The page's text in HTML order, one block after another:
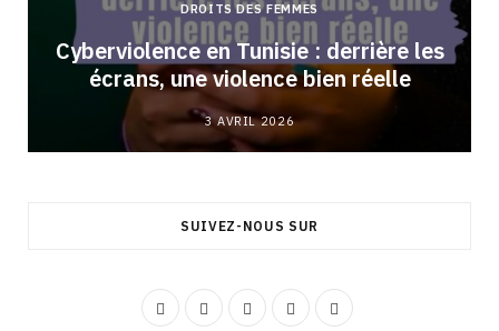
DROITS DES FEMMES
Cyberviolence en Tunisie : derrière les
écrans, une violence bien réelle
3 AVRIL 2026
SUIVEZ-NOUS SUR
F
I
Y
L
T